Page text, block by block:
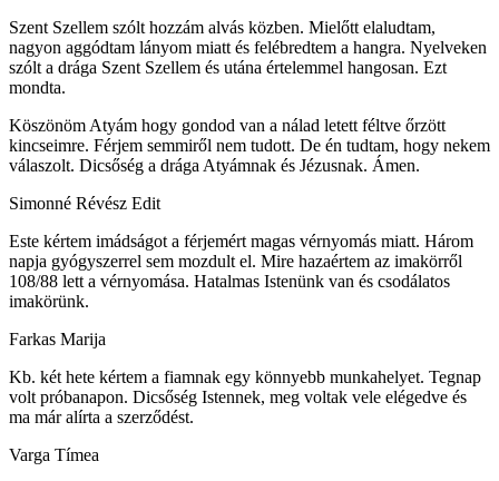
Szent Szellem szólt hozzám alvás közben. Mielőtt elaludtam,
nagyon aggódtam lányom miatt és felébredtem a hangra. Nyelveken
szólt a drága Szent Szellem és utána értelemmel hangosan. Ezt
mondta.
Köszönöm Atyám hogy gondod van a nálad letett féltve őrzött
kincseimre. Férjem semmiről nem tudott. De én tudtam, hogy nekem
válaszolt. Dicsőség a drága Atyámnak és Jézusnak. Ámen.
Simonné Révész Edit
Este kértem imádságot a férjemért magas vérnyomás miatt. Három
napja gyógyszerrel sem mozdult el. Mire hazaértem az imakörről
108/88 lett a vérnyomása. Hatalmas Istenünk van és csodálatos
imakörünk.
Farkas Marija
Kb. két hete kértem a fiamnak egy könnyebb munkahelyet. Tegnap
volt próbanapon. Dicsőség Istennek, meg voltak vele elégedve és
ma már alírta a szerződést.
Varga Tímea